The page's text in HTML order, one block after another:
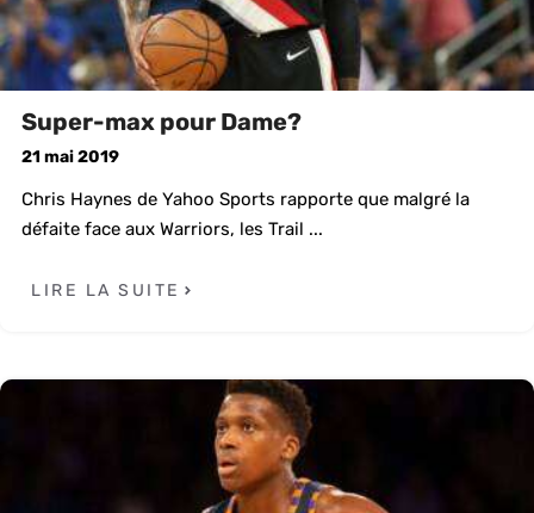
Super-max pour Dame?
21 mai 2019
Chris Haynes de Yahoo Sports rapporte que malgré la
défaite face aux Warriors, les Trail ...
LIRE LA SUITE